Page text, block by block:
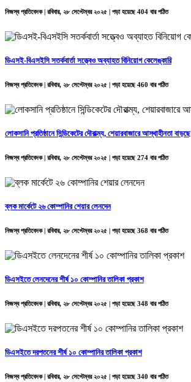
নিজস্ব প্রতিবেদক | রবিবার, ২৮ সেপ্টেম্বর ২০২৫ | পড়া হয়েছে 404 বার পঠিত
ডিএসই-বিএসইসি সতর্কবার্তা সত্ত্বেও অব্যাহত বিনিয়োগ কেলেঙ্কারি
নিজস্ব প্রতিবেদক | রবিবার, ২৮ সেপ্টেম্বর ২০২৫ | পড়া হয়েছে 460 বার পঠিত
লোকসানি প্রতিষ্ঠানে সিন্ডিকেটের দৌরাত্ম্য, শেয়ারবাজারে আস্থাহীনতা বাড়ছে
নিজস্ব প্রতিবেদক | রবিবার, ২৮ সেপ্টেম্বর ২০২৫ | পড়া হয়েছে 274 বার পঠিত
ব্লক মার্কেটে ২৬ কোম্পানির শেয়ার লেনদেন
নিজস্ব প্রতিবেদক | রবিবার, ২৮ সেপ্টেম্বর ২০২৫ | পড়া হয়েছে 368 বার পঠিত
ডিএসইতে লেনদেনের শীর্ষ ১০ কোম্পানির তালিকা প্রকাশ
নিজস্ব প্রতিবেদক | রবিবার, ২৮ সেপ্টেম্বর ২০২৫ | পড়া হয়েছে 348 বার পঠিত
ডিএসইতে দরপতনের শীর্ষ ১০ কোম্পানির তালিকা প্রকাশ
নিজস্ব প্রতিবেদক | রবিবার, ২৮ সেপ্টেম্বর ২০২৫ | পড়া হয়েছে 340 বার পঠিত